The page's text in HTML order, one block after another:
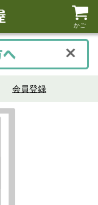
かご
会員登録